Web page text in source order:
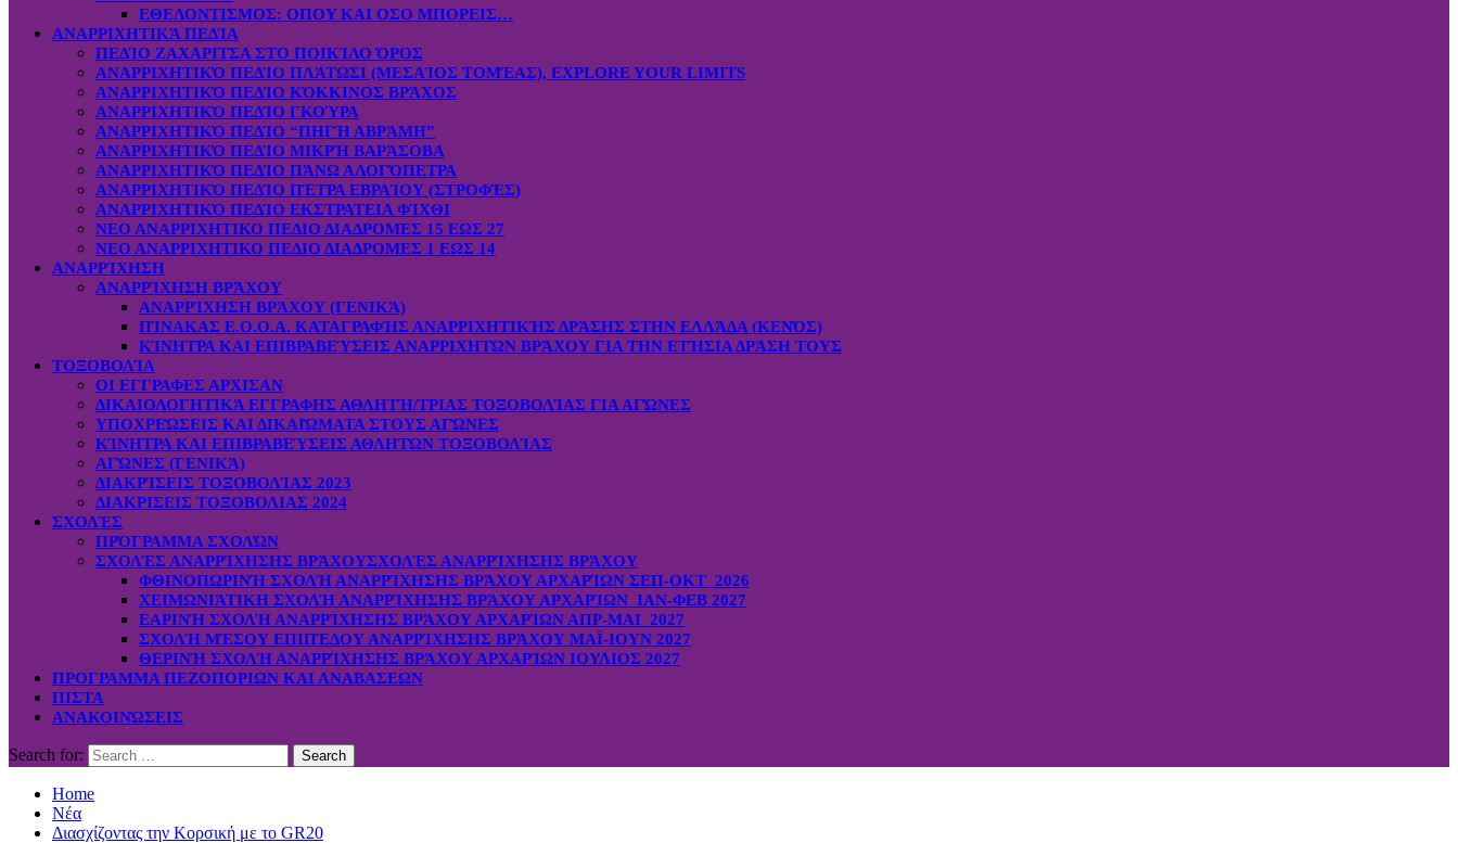
ΕΘΕΛΟΝΤΙΣΜΟΣ: OΠOY KAI ΟΣΟ ΜΠΟΡΕΙΣ…
ΑΝΑΡΡΙΧΗΤΙΚΆ ΠΕΔΊΑ
ΠΕΔΊΟ ΖΑΧΑΡΙΤΣΑ ΣΤΟ ΠΟΙΚΊΛΟ ΌΡΟΣ
ΑΝΑΡΡΙΧΗΤΙΚΌ ΠΕΔΊΟ ΠΛΆΤΩΣΙ (ΜΕΣΑΊΟΣ ΤΟΜΈΑΣ), EXPLORE YOUR LIMITS
ΑΝΑΡΡΙΧΗΤΙΚΌ ΠΕΔΊΟ ΚΌΚΚΙΝΟΣ ΒΡΆΧΟΣ
ΑΝΑΡΡΙΧΗΤΙΚΌ ΠΕΔΊΟ ΓΚΟΎΡΑ
ΑΝΑΡΡΙΧΗΤΙΚΌ ΠΕΔΊΟ “ΠΗΓΉ ΑΒΡΆΜΗ”
ΑΝΑΡΡΙΧΗΤΙΚΌ ΠΕΔΊΟ ΜΙΚΡΉ ΒΑΡΆΣΟΒΑ
ΑΝΑΡΡΙΧΗΤΙΚΌ ΠΕΔΊΟ ΠΆΝΩ ΑΛΟΓΌΠΕΤΡΑ
ΑΝΑΡΡΙΧΗΤΙΚΌ ΠΕΔΊΟ ΠΈΤΡΑ ΕΒΡΑΊΟΥ (ΣΤΡΟΦΈΣ)
ΑΝΑΡΡΙΧΗΤΙΚΌ ΠΕΔΊΟ ΕΚΣΤΡΑΤΕΙΑ ΦΊΧΘΙ
ΝΕΟ ΑΝΑΡΡΙΧΗΤΙΚΟ ΠΕΔΙΟ ΔΙΑΔΡΟΜΕΣ 15 ΕΩΣ 27
ΝΕΟ ΑΝΑΡΡΙΧΗΤΙΚΟ ΠΕΔΙΟ ΔΙΑΔΡΟΜΕΣ 1 ΕΩΣ 14
ΑΝΑΡΡΊΧΗΣΗ
ΑΝΑΡΡΊΧΗΣΗ ΒΡΆΧΟΥ
ΑΝΑΡΡΊΧΗΣΗ ΒΡΆΧΟΥ (ΓΕΝΙΚΆ)
ΠΊΝΑΚΑΣ Ε.Ο.Ο.Α. ΚΑΤΑΓΡΑΦΉΣ ΑΝΑΡΡΙΧΗΤΙΚΉΣ ΔΡΆΣΗΣ ΣΤΗΝ ΕΛΛΆΔΑ (ΚΕΝΌΣ)
ΚΊΝΗΤΡΑ ΚΑΙ ΕΠΙΒΡΑΒΕΎΣΕΙΣ ΑΝΑΡΡΙΧΗΤΏΝ ΒΡΆΧΟΥ ΓΙΑ ΤΗΝ ΕΤΉΣΙΑ ΔΡΆΣΗ ΤΟΥΣ
ΤΟΞΟΒΟΛΊΑ
ΟΙ ΕΓΓΡΑΦΕΣ ΑΡΧΙΣΑΝ
ΔΙΚΑΙΟΛΟΓΗΤΙΚΆ ΕΓΓΡΑΦΗΣ ΑΘΛΗΤΉ/ΤΡΙΑΣ ΤΟΞΟΒΟΛΊΑΣ ΓΙΑ ΑΓΏΝΕΣ
ΥΠΟΧΡΕΏΣΕΙΣ ΚΑΙ ΔΙΚΑΙΏΜΑΤΑ ΣΤΟΥΣ ΑΓΏΝΕΣ
ΚΊΝΗΤΡΑ ΚΑΙ ΕΠΙΒΡΑΒΕΎΣΕΙΣ ΑΘΛΗΤΏΝ ΤΟΞΟΒΟΛΊΑΣ
ΑΓΏΝΕΣ (ΓΕΝΙΚΆ)
ΔΙΑΚΡΊΣΕΙΣ ΤΟΞΟΒΟΛΊΑΣ 2023
ΔΙΑΚΡΙΣΕΙΣ ΤΟΞΟΒΟΛΙΑΣ 2024
ΣΧΟΛΈΣ
ΠΡΌΓΡΑΜΜΑ ΣΧΟΛΏΝ
ΣΧΟΛΈΣ ΑΝΑΡΡΊΧΗΣΗΣ ΒΡΆΧΟΥΣΧΟΛΈΣ ΑΝΑΡΡΊΧΗΣΗΣ ΒΡΆΧΟΥ
ΦΘΙΝΟΠΩΡΙΝΉ ΣΧΟΛΉ ΑΝΑΡΡΊΧΗΣΗΣ ΒΡΆΧΟΥ ΑΡΧΑΡΊΩΝ ΣΕΠ-ΟΚΤ 2026
ΧΕΙΜΩΝΙΆΤΙΚΗ ΣΧΟΛΉ ΑΝΑΡΡΊΧΗΣΗΣ ΒΡΆΧΟΥ ΑΡΧΑΡΊΩΝ ΙΑΝ-ΦΕΒ 2027
ΕΑΡΙΝΉ ΣΧΟΛΉ ΑΝΑΡΡΊΧΗΣΗΣ ΒΡΆΧΟΥ ΑΡΧΑΡΊΩΝ ΑΠΡ-ΜΑΙ 2027
ΣΧΟΛΉ ΜΈΣΟΥ ΕΠΙΠΈΔΟΥ ΑΝΑΡΡΊΧΗΣΗΣ ΒΡΆΧΟΥ ΜΑΪ-ΙΟΥΝ 2027
ΘΕΡΙΝΉ ΣΧΟΛΉ ΑΝΑΡΡΊΧΗΣΗΣ ΒΡΆΧΟΥ ΑΡΧΑΡΊΩΝ ΙΟΥΛΙΟΣ 2027
ΠΡΟΓΡΑΜΜΑ ΠΕΖΟΠΟΡΙΩΝ ΚΑΙ ΑΝΑΒΑΣΕΩΝ
ΠΙΣΤΑ
ΑΝΑΚΟΙΝΏΣΕΙΣ
Search for:
Home
Νέα
Διασχίζοντας την Κορσική με το GR20